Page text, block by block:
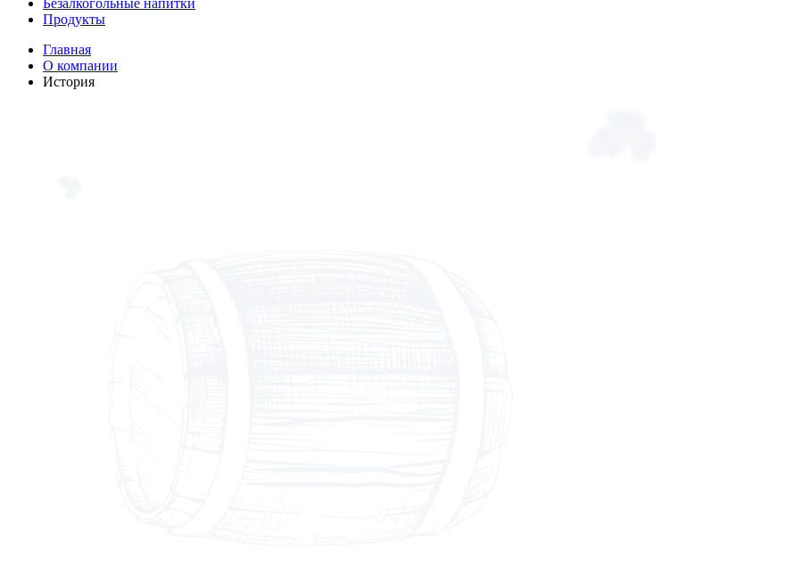
Безалкогольные напитки
Продукты
Главная
О компании
История